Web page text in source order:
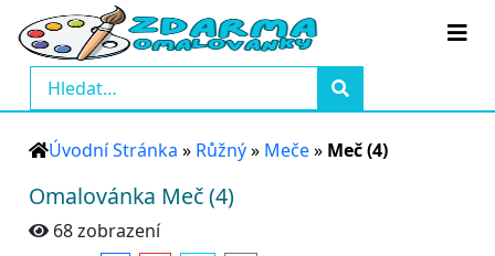
Úvodní Stránka » Růžný» Meče» Meč (4)
Omalovánka Meč (4)
68 zobrazení